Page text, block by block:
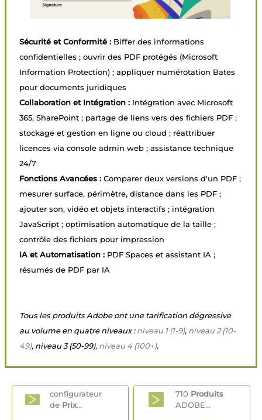
Sécurité et Conformité : Biffer des informations
confidentielles ; ouvrir des PDF protégés (Microsoft
Information Protection) ; appliquer numérotation Bates
pour documents juridiques
Collaboration et Intégration : Intégration avec Microsoft
365, SharePoint ; partage de liens vers des fichiers PDF ;
stockage et gestion en ligne ou cloud ; réattribuer
licences via console admin web ; assistance technique
24/7
Fonctions Avancées : Comparer deux versions d'un PDF ;
mesurer surface, périmètre, distance dans les PDF ;
ajouter son, vidéo et objets interactifs ; intégration
JavaScript ; optimisation automatique de la taille ;
contrôle des fichiers pour impression
IA et Automatisation : PDF Spaces et assistant IA ;
résumés de PDF par IA
Tous les produits Adobe ont une tarification dégressive
au volume en quatre niveaux :niveau 1 (1-9), niveau 2 (10-
49), niveau 3 (50-99), niveau 4 (100+).
configurateur
de Prix...
710 Produits
ADOBE...